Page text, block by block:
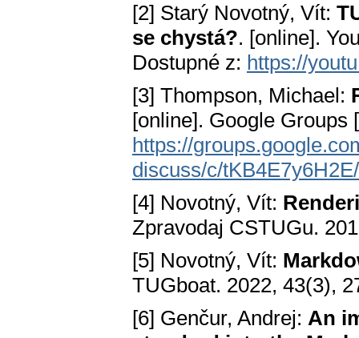
[2] Starý Novotný, Vít:
se chystá?. [online].
Dostupné z: https://
[3] Thompson, Michael:
[online]. Google Groups
https://
discuss/c/
[4] Novotný, Vít:
Zpravodaj CSTUGu.
[5] Novotný, Vít:
TUGboat. 2022, 43(3),
[6] Genčur, Andrej: An